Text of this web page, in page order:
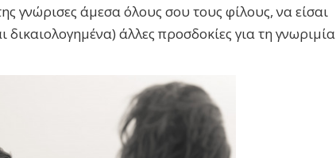
γνώρισες άμεσα όλους σου τους φίλους, να είσαι
δικαιολογημένα) άλλες προσδοκίες για τη γνωριμία